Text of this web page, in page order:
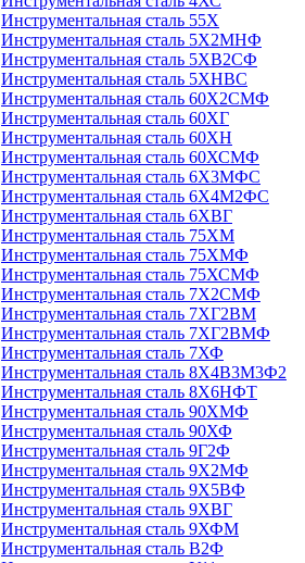
Инструментальная сталь 55Х
Инструментальная сталь 5Х2МНФ
Инструментальная сталь 5ХВ2СФ
Инструментальная сталь 5ХНВС
Инструментальная сталь 60Х2СМФ
Инструментальная сталь 60ХГ
Инструментальная сталь 60ХН
Инструментальная сталь 60ХСМФ
Инструментальная сталь 6Х3МФС
Инструментальная сталь 6Х4М2ФС
Инструментальная сталь 6ХВГ
Инструментальная сталь 75ХМ
Инструментальная сталь 75ХМФ
Инструментальная сталь 75ХСМФ
Инструментальная сталь 7Х2СМФ
Инструментальная сталь 7ХГ2ВМ
Инструментальная сталь 7ХГ2ВМФ
Инструментальная сталь 7ХФ
Инструментальная сталь 8Х4В3М3Ф2
Инструментальная сталь 8Х6НФТ
Инструментальная сталь 90ХМФ
Инструментальная сталь 90ХФ
Инструментальная сталь 9Г2Ф
Инструментальная сталь 9Х2МФ
Инструментальная сталь 9Х5ВФ
Инструментальная сталь 9ХВГ
Инструментальная сталь 9ХФМ
Инструментальная сталь В2Ф